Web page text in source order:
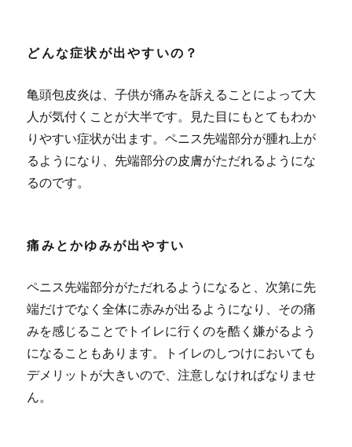
どんな症状が出やすいの？
亀頭包皮炎は、子供が痛みを訴えることによって大
人が気付くことが大半です。見た目にもとてもわか
りやすい症状が出ます。ペニス先端部分が腫れ上が
るようになり、先端部分の皮膚がただれるようにな
るのです。
痛みとかゆみが出やすい
ペニス先端部分がただれるようになると、次第に先
端だけでなく全体に赤みが出るようになり、その痛
みを感じることでトイレに行くのを酷く嫌がるよう
になることもあります。トイレのしつけにおいても
デメリットが大きいので、注意しなければなりませ
ん。